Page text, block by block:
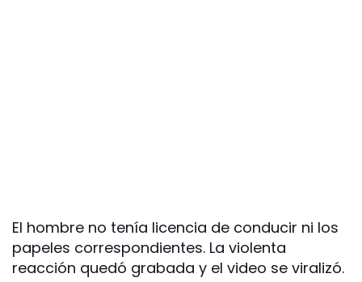
El hombre no tenía licencia de conducir ni los
papeles correspondientes. La violenta
reacción quedó grabada y el video se viralizó.